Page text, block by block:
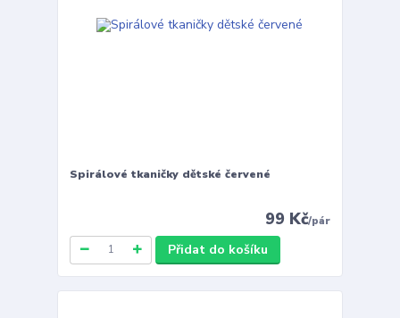
Spirálové tkaničky dětské červené
99 Kč/pár
Přidat do košíku